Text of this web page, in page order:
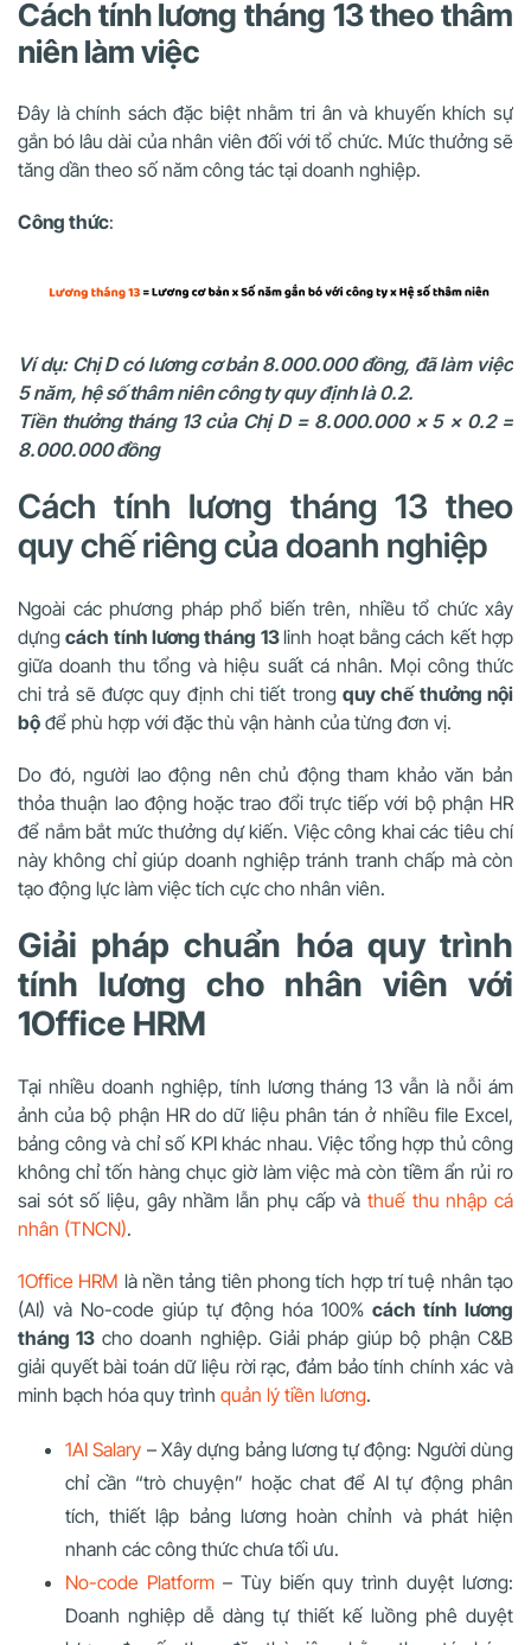
Cách tính lương tháng 13 theo thâm
niên làm việc
Đây là chính sách đặc biệt nhằm tri ân và khuyến khích sự
gắn bó lâu dài của nhân viên đối với tổ chức. Mức thưởng sẽ
tăng dần theo số năm công tác tại doanh nghiệp.
Công thức:
Ví dụ: Chị D có lương cơ bản 8.000.000 đồng, đã làm việc
5 năm, hệ số thâm niên công ty quy định là 0.2.
Tiền thưởng tháng 13 của Chị D = 8.000.000 x 5 x 0.2 =
8.000.000 đồng
Cách tính lương tháng 13 theo
quy chế riêng của doanh nghiệp
Ngoài các phương pháp phổ biến trên, nhiều tổ chức xây
dựngcách tính lương tháng 13linh hoạt bằng cách kết hợp
giữa doanh thu tổng và hiệu suất cá nhân. Mọi công thức
chi trả sẽ được quy định chi tiết trong quy chế thưởng nội
bộ để phù hợp với đặc thù vận hành của từng đơn vị.
Do đó, người lao động nên chủ động tham khảo văn bản
thỏa thuận lao động hoặc trao đổi trực tiếp với bộ phận HR
để nắm bắt mức thưởng dự kiến. Việc công khai các tiêu chí
này không chỉ giúp doanh nghiệp tránh tranh chấp mà còn
tạo động lực làm việc tích cực cho nhân viên.
Giải pháp chuẩn hóa quy trình
tính lương cho nhân viên với
1Office HRM
Tại nhiều doanh nghiệp, tính lương tháng 13 vẫn là nỗi ám
ảnh của bộ phận HR do dữ liệu phân tán ở nhiều file Excel,
bảng công và chỉ số KPI khác nhau. Việc tổng hợp thủ công
không chỉ tốn hàng chục giờ làm việc mà còn tiềm ẩn rủi ro
sai sót số liệu, gây nhầm lẫn phụ cấp và thuế thu nhập cá
nhân (TNCN).
1Office HRM là nền tảng tiên phong tích hợp trí tuệ nhân tạo
(AI) và No-code giúp tự động hóa 100% cách tính lương
tháng 13 cho doanh nghiệp. Giải pháp giúp bộ phận C&B
giải quyết bài toán dữ liệu rời rạc, đảm bảo tính chính xác và
minh bạch hóa quy trình quản lý tiền lương.
1AI Salary – Xây dựng bảng lương tự động: Người dùng
chỉ cần “trò chuyện” hoặc chat để AI tự động phân
tích, thiết lập bảng lương hoàn chỉnh và phát hiện
nhanh các công thức chưa tối ưu.
No-code Platform– Tùy biến quy trình duyệt lương:
Doanh nghiệp dễ dàng tự thiết kế luồng phê duyệt